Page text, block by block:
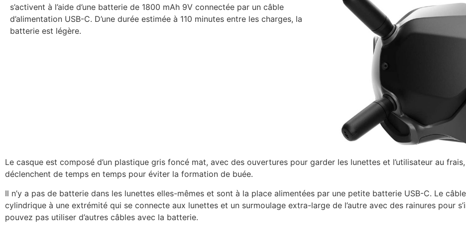
s’activent à l’aide d’une batterie de 1800 mAh 9V connectée par un câble
d’alimentation USB-C. D’une durée estimée à 110 minutes entre les charges, la
batterie est légère.
Le casque est composé d’un plastique gris foncé mat, avec des ouvertures pour garder les lunettes et l’utilisateur au
déclenchent de temps en temps pour éviter la formation de buée.
Il n’y a pas de batterie dans les lunettes elles-mêmes et sont à la place alimentées par une petite batterie USB-C. Le
cylindrique à une extrémité qui se connecte aux lunettes et un surmoulage extra-large de l’autre avec des rainures pour
pouvez pas utiliser d’autres câbles avec la batterie.